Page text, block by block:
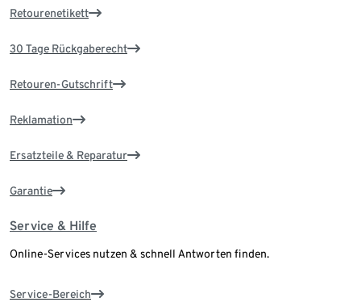
Retourenetikett
30 Tage Rückgaberecht
Retouren-Gutschrift
Reklamation
Ersatzteile & Reparatur
Garantie
Service & Hilfe
Online-Services nutzen & schnell Antworten finden.
Service-Bereich